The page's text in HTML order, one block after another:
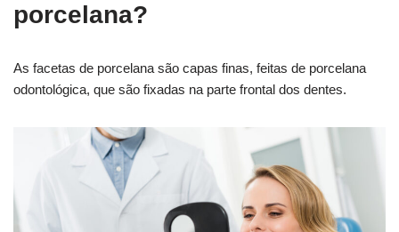
porcelana?
As facetas de porcelana são capas finas, feitas de porcelana
odontológica, que são fixadas na parte frontal dos dentes.